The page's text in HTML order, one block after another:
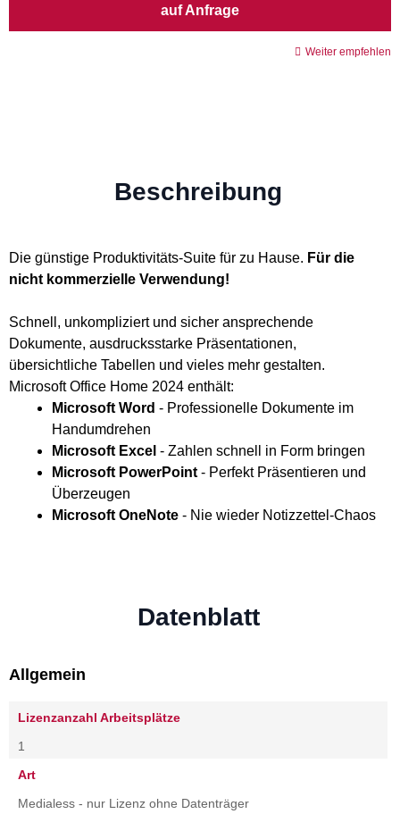
auf Anfrage
Weiter empfehlen
Beschreibung
Die günstige Produktivitäts-Suite für zu Hause. Für die
nicht kommerzielle Verwendung!
Schnell, unkompliziert und sicher ansprechende
Dokumente, ausdrucksstarke Präsentationen,
übersichtliche Tabellen und vieles mehr gestalten.
Microsoft Office Home 2024 enthält:
Microsoft Word - Professionelle Dokumente im
Handumdrehen
Microsoft Excel - Zahlen schnell in Form bringen
Microsoft PowerPoint - Perfekt Präsentieren und
Überzeugen
Microsoft OneNote - Nie wieder Notizzettel-Chaos
Datenblatt
Allgemein
Lizenzanzahl Arbeitsplätze
1
Art
Medialess - nur Lizenz ohne Datenträger